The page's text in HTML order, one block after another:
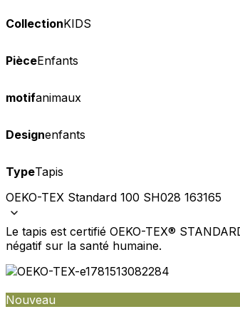
CollectionKIDS
PièceEnfants
motifanimaux
Designenfants
TypeTapis
OEKO-TEX Standard 100 SH028 163165
Le tapis est certifié OEKO-TEX®
négatif sur la santé humaine.
Nouveau